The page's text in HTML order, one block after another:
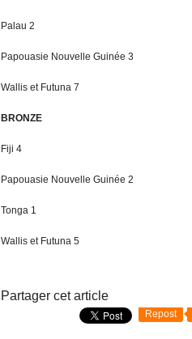
Palau 2
Papouasie Nouvelle Guinée 3
Wallis et Futuna 7
BRONZE
Fiji 4
Papouasie Nouvelle Guinée 2
Tonga 1
Wallis et Futuna 5
Partager cet article
Repost